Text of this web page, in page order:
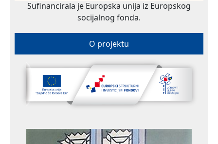
Sufinancirala je Europska unija iz Europskog
socijalnog fonda.
O projektu